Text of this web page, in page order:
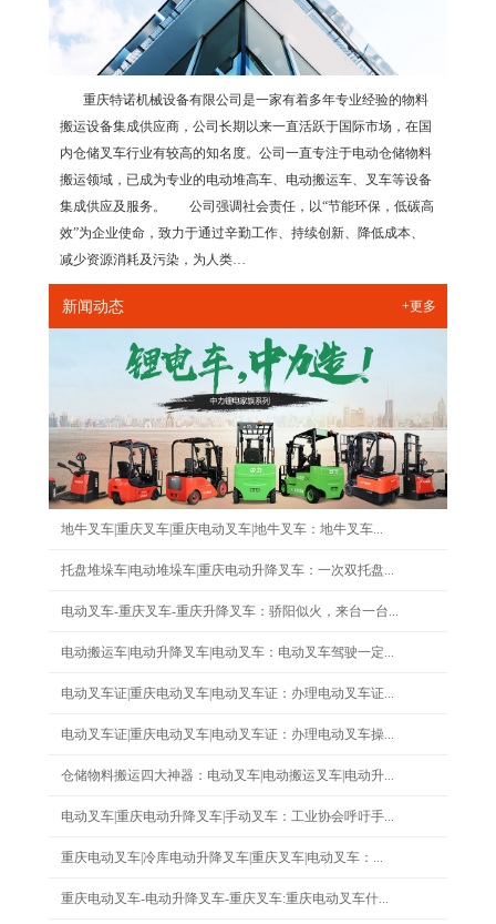
重庆特诺机械设备有限公司是一家有着多年专业经验的物料
搬运设备集成供应商，公司长期以来一直活跃于国际市场，在国
内仓储叉车行业有较高的知名度。公司一直专注于电动仓储物料
搬运领域，已成为专业的电动堆高车、电动搬运车、叉车等设备
集成供应及服务。 公司强调社会责任，以“节能环保，低碳高
效”为企业使命，致力于通过辛勤工作、持续创新、降低成本、
减少资源消耗及污染，为人类…
新闻动态 +更多
地牛叉车|重庆叉车|重庆电动叉车|地牛叉车：地牛叉车...
托盘堆垛车|电动堆垛车|重庆电动升降叉车：一次双托盘...
电动叉车-重庆叉车-重庆升降叉车：骄阳似火，来台一台...
电动搬运车|电动升降叉车|电动叉车：电动叉车驾驶一定...
电动叉车证|重庆电动叉车|电动叉车证：办理电动叉车证...
电动叉车证|重庆电动叉车|电动叉车证：办理电动叉车操...
仓储物料搬运四大神器：电动叉车|电动搬运叉车|电动升...
电动叉车|重庆电动升降叉车|手动叉车：工业协会呼吁手...
重庆电动叉车|冷库电动升降叉车|重庆叉车|电动叉车：...
重庆电动叉车-电动升降叉车-重庆叉车:重庆电动叉车什...